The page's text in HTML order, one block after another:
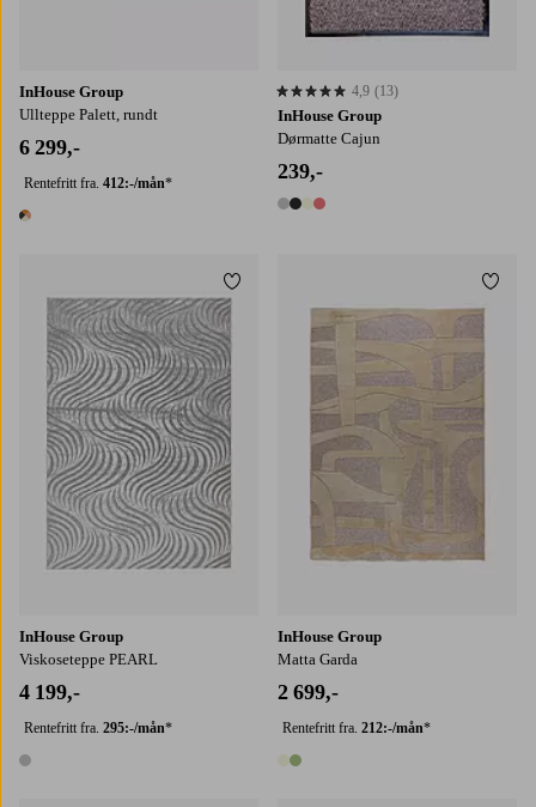
InHouse Group
Ullteppe Palett, rundt
6 299,-
Rentefritt fra. 412:-/mån*
1 farge
InHouse Group
Dørmatte Cajun
239,-
4 farger
4,9 basert på 13 karaktergivninger
4,9 (13)
InHouse Group
Viskoseteppe PEARL
4 199,-
Rentefritt fra. 295:-/mån*
1 farge
Legg til favoritter
160X230 200X290
InHouse Group
Matta Garda
2 699,-
Rentefritt fra. 212:-/mån*
2 farger
135X195